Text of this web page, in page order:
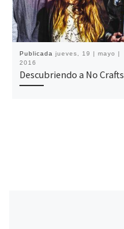
Publicada jueves, 19 | mayo |
2016
Descubriendo a No Crafts